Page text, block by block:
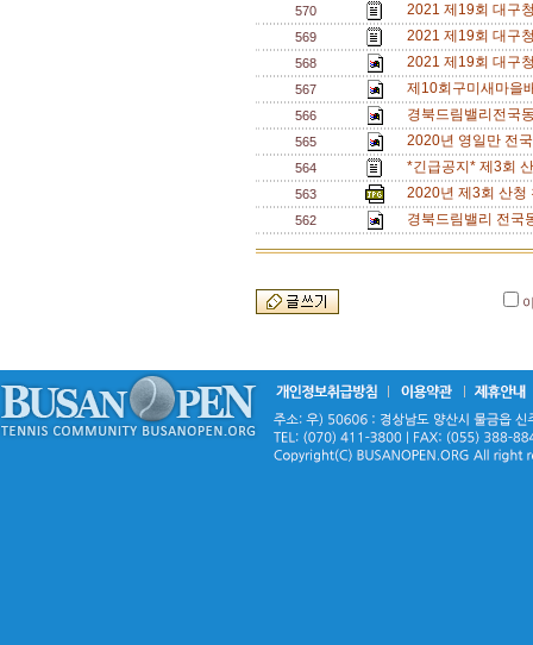
570 2021 제19회 대구
569 2021 제19회 대구
568 2021 제19회 대구
567 제10회구미새마을
566 경북드림밸리전국
565 2020년 영일만 전
564 *긴급공지* 제3회
563 2020년 제3회 산
562 경북드림밸리 전